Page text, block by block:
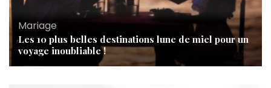
Mariage
Les 10 plus belles destinations lune de miel pour un
voyage inoubliable !